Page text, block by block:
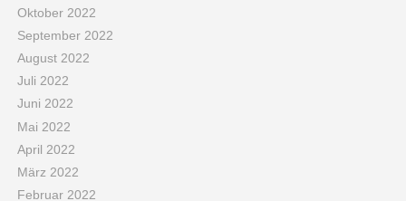
Oktober 2022
September 2022
August 2022
Juli 2022
Juni 2022
Mai 2022
April 2022
März 2022
Februar 2022